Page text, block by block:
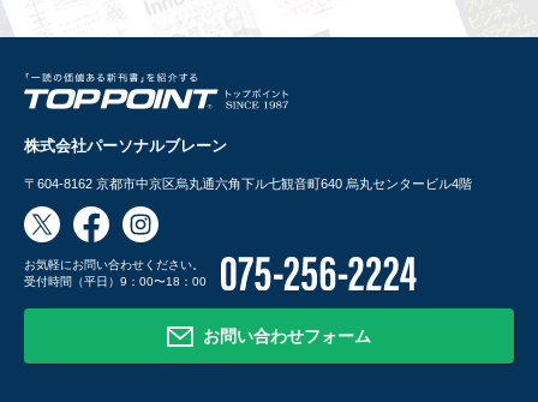
株式会社パーソナルブレーン
〒604-8162 京都市中京区烏丸通六角下ル七観音町640 烏丸センタービル4階
お気軽にお問い合わせください。
受付時間（平日）9：00〜18：00
お問い合わせフォーム